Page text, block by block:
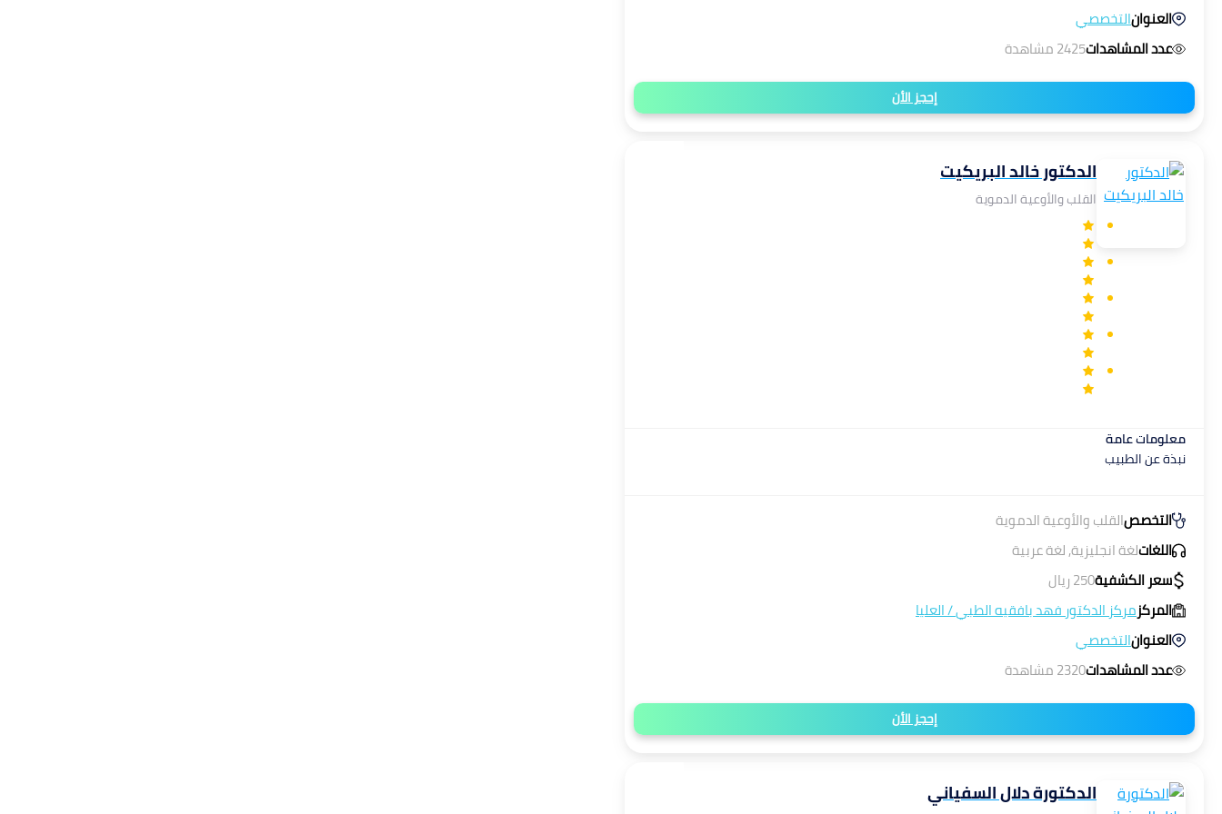
العنوانالتخصصي
عدد المشاهدات2425 مشاهدة
إحجز الأن
الدكتور خالد البريكيت
القلب والأوعية الدموية
معلومات عامة
نبذة عن الطبيب
التخصصالقلب والأوعية الدموية
اللغاتلغة انجليزية, لغة عربية
سعر الكشفية250ريال
المركزمركز الدكتور فهد بافقيه الطبي/العليا
العنوانالتخصصي
عدد المشاهدات2320 مشاهدة
إحجز الأن
الدكتورة دلال السفياني